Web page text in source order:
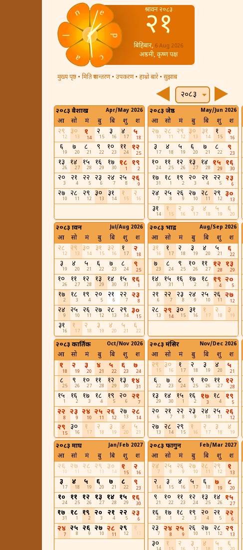
श्रावन २०८३
२१
बिहिबार, 6 Aug 2026
अष्ठमी, कृष्ण पक्ष
मुख्य पृष्ठ • मिति रुपान्तरण• उपकरण• हाम्रो बारे •सुझाब
२०८३
२०८३ बैशाख Apr/May 2026
आ सो मं बु बि शु श
२९
12
३०
13
१
14
२
15
३
16
४
17
५
18
६
19
७
20
८
21
९
22
१०
23
११
24
१२
25
१३
26
१४
27
१५
28
१६
29
१७
30
१८
1
१९
2
२०
3
२१
4
२२
5
२३
6
२४
7
२५
8
२६
9
२७
10
२८
11
२९
12
३०
13
३१
14
१
15
२
16
२०८३ जेष्ठ May/Jun 2026
आ सो मं बु बि शु श
२७
10
२८
11
२९
12
३०
13
३१
14
१
15
२
16
३
17
४
18
५
19
६
20
७
21
८
22
९
23
१०
24
११
25
१२
26
१३
27
१४
28
१५
29
१६
30
१७
31
१८
1
१९
2
२०
3
२१
4
२२
5
२३
6
२४
7
२५
8
२६
9
२७
10
२८
11
२९
12
३०
13
३१
14
१
15
२
16
३
17
४
18
५
19
६
20
२०८३ श्रावन Jul/Aug 2026
आ सो मं बु बि शु श
२८
12
२९
13
३०
14
३१
15
३२
16
१
17
२
18
३
19
४
20
५
21
६
22
७
23
८
24
९
25
१०
26
११
27
१२
28
१३
29
१४
30
१५
31
१६
1
१७
2
१८
3
१९
4
२०
5
२१
6
२२
7
२३
8
२४
9
२५
10
२६
11
२७
12
२८
13
२९
14
३०
15
३१
16
१
17
२
18
३
19
४
20
५
21
६
22
२०८३ भाद्र Aug/Sep 2026
आ सो मं बु बि शु श
३१
16
१
17
२
18
३
19
४
20
५
21
६
22
७
23
८
24
९
25
१०
26
११
27
१२
28
१३
29
१४
30
१५
31
१६
1
१७
2
१८
3
१९
4
२०
5
२१
6
२२
7
२३
8
२४
9
२५
10
२६
11
२७
12
२८
13
२९
14
३०
15
३१
16
१
17
२
18
३
19
२०८३ कार्तिक Oct/Nov 2026
आ सो मं बु बि शु श
१
18
२
19
३
20
४
21
५
22
६
23
७
24
८
25
९
26
१०
27
११
28
१२
29
१३
30
१४
31
१५
1
१६
2
१७
3
१८
4
१९
5
२०
6
२१
7
२२
8
२३
9
२४
10
२५
11
२६
12
२७
13
२८
14
२९
15
३०
16
१
17
२
18
३
19
४
20
५
21
२०८३ मंसिर Nov/Dec 2026
आ सो मं बु बि शु श
२९
15
३०
16
१
17
२
18
३
19
४
20
५
21
६
22
७
23
८
24
९
25
१०
26
११
27
१२
28
१३
29
१४
30
१५
1
१६
2
१७
3
१८
4
१९
5
२०
6
२१
7
२२
8
२३
9
२४
10
२५
11
२६
12
२७
13
२८
14
२९
15
१
16
२
17
३
18
४
19
२०८३ माघ Jan/Feb 2027
आ सो मं बु बि शु श
२६
10
२७
11
२८
12
२९
13
३०
14
१
15
२
16
३
17
४
18
५
19
६
20
७
21
८
22
९
23
१०
24
११
25
१२
26
१३
27
१४
28
१५
29
१६
30
१७
31
१८
1
१९
2
२०
3
२१
4
२२
5
२३
6
२४
7
२५
8
२६
9
२७
10
२८
11
२९
12
२०८३ फागुन Feb/Mar 2027
आ सो मं बु बि शु श
२४
7
२५
8
२६
9
२७
10
२८
11
२९
12
१
13
२
14
३
15
४
16
५
17
६
18
७
19
८
20
९
21
१०
22
११
23
१२
24
१३
25
१४
26
१५
27
१६
28
१७
1
१८
2
१९
3
२०
4
२१
5
२२
6
२३
7
२४
8
२५
9
२६
10
२७
11
२८
12
२९
13
३० १ २ ३ ४ ५ ६